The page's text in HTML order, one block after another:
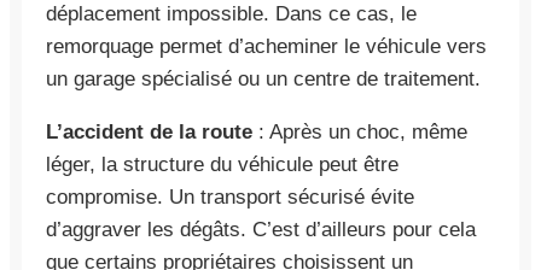
déplacement impossible. Dans ce cas, le
remorquage permet d’acheminer le véhicule vers
un garage spécialisé ou un centre de traitement.
L’accident de la route : Après un choc, même
léger, la structure du véhicule peut être
compromise. Un transport sécurisé évite
d’aggraver les dégâts. C’est d’ailleurs pour cela
que certains propriétaires choisissent un